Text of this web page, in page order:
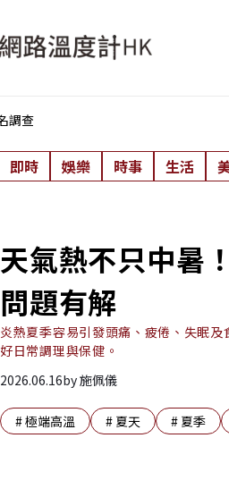
調查
即時 娛樂 時事 生活
天氣熱不只中暑
問題有解
炎熱夏季容易引發頭痛、疲倦、失眠
好日常調理與保健。
2026.06.16by施佩儀
#極端高溫 # 夏天 # 夏季